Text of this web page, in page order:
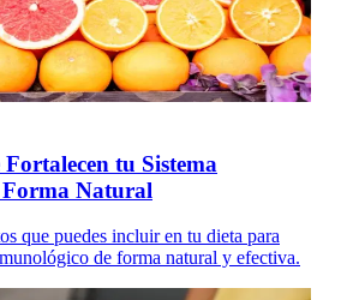
tu Sistema
Natural
que puedes incluir en tu dieta para
de forma natural y efectiva.